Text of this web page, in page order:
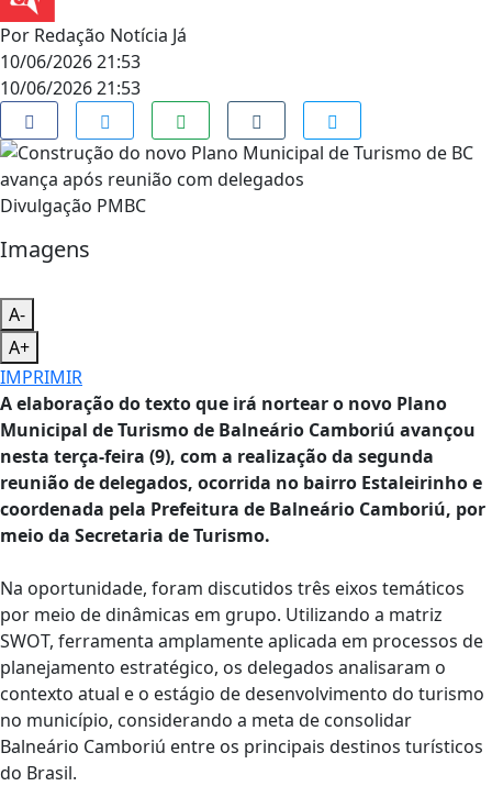
Por Redação Notícia Já
10/06/2026 21:53
10/06/2026 21:53
Divulgação PMBC
Imagens
A-
A+
IMPRIMIR
A elaboração do texto que irá nortear o novo Plano
Municipal de Turismo de Balneário Camboriú avançou
nesta terça-feira (9), com a realização da segunda
reunião de delegados, ocorrida no bairro Estaleirinho e
coordenada pela Prefeitura de Balneário Camboriú, por
meio da Secretaria de Turismo.
Na oportunidade, foram discutidos três eixos temáticos
por meio de dinâmicas em grupo. Utilizando a matriz
SWOT, ferramenta amplamente aplicada em processos de
planejamento estratégico, os delegados analisaram o
contexto atual e o estágio de desenvolvimento do turismo
no município, considerando a meta de consolidar
Balneário Camboriú entre os principais destinos turísticos
do Brasil.